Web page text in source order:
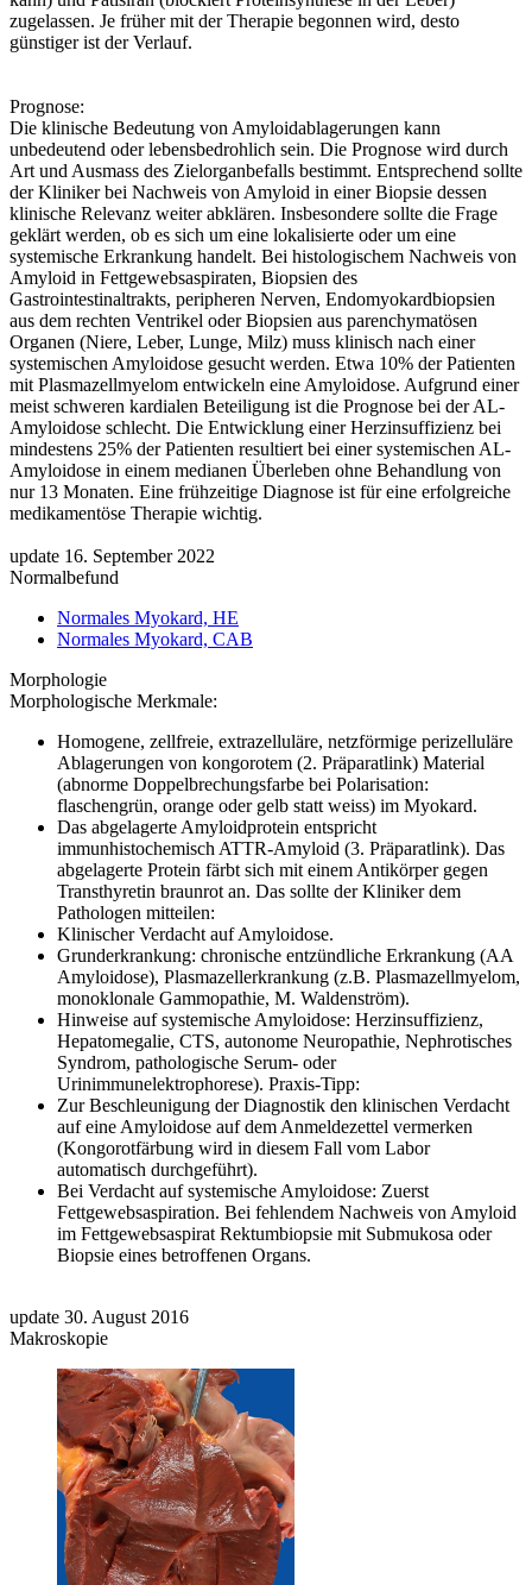
zugelassen. Je früher mit der Therapie begonnen wird, desto
günstiger ist der Verlauf.
Prognose:
Die klinische Bedeutung von Amyloidablagerungen kann
unbedeutend oder lebensbedrohlich sein. Die Prognose wird durch
Art und Ausmass des Zielorganbefalls bestimmt. Entsprechend sollte
der Kliniker bei Nachweis von Amyloid in einer Biopsie dessen
klinische Relevanz weiter abklären. Insbesondere sollte die Frage
geklärt werden, ob es sich um eine lokalisierte oder um eine
systemische Erkrankung handelt. Bei histologischem Nachweis von
Amyloid in Fettgewebsaspiraten, Biopsien des
Gastrointestinaltrakts, peripheren Nerven, Endomyokardbiopsien
aus dem rechten Ventrikel oder Biopsien aus parenchymatösen
Organen (Niere, Leber, Lunge, Milz) muss klinisch nach einer
systemischen Amyloidose gesucht werden. Etwa 10% der Patienten
mit Plasmazellmyelom entwickeln eine Amyloidose. Aufgrund einer
meist schweren kardialen Beteiligung ist die Prognose bei der AL-
Amyloidose schlecht. Die Entwicklung einer Herzinsuffizienz bei
mindestens 25% der Patienten resultiert bei einer systemischen AL-
Amyloidose in einem medianen Überleben ohne Behandlung von
nur 13 Monaten. Eine frühzeitige Diagnose ist für eine erfolgreiche
medikamentöse Therapie wichtig.
update 16. September 2022
Normalbefund
Normales Myokard, HE
Normales Myokard, CAB
Morphologie
Morphologische Merkmale:
Homogene, zellfreie, extrazelluläre, netzförmige perizelluläre
Ablagerungen von kongorotem (2. Präparatlink) Material
(abnorme Doppelbrechungsfarbe bei Polarisation:
flaschengrün, orange oder gelb statt weiss) im Myokard.
Das abgelagerte Amyloidprotein entspricht
immunhistochemisch ATTR-Amyloid (3. Präparatlink). Das
abgelagerte Protein färbt sich mit einem Antikörper gegen
Transthyretin braunrot an. Das sollte der Kliniker dem
Pathologen mitteilen:
Klinischer Verdacht auf Amyloidose.
Grunderkrankung: chronische entzündliche Erkrankung (AA
Amyloidose), Plasmazellerkrankung (z.B. Plasmazellmyelom,
monoklonale Gammopathie, M. Waldenström).
Hinweise auf systemische Amyloidose: Herzinsuffizienz,
Hepatomegalie, CTS, autonome Neuropathie, Nephrotisches
Syndrom, pathologische Serum- oder
Urinimmunelektrophorese). Praxis-Tipp:
Zur Beschleunigung der Diagnostik den klinischen Verdacht
auf eine Amyloidose auf dem Anmeldezettel vermerken
(Kongorotfärbung wird in diesem Fall vom Labor
automatisch durchgeführt).
Bei Verdacht auf systemische Amyloidose: Zuerst
Fettgewebsaspiration. Bei fehlendem Nachweis von Amyloid
im Fettgewebsaspirat Rektumbiopsie mit Submukosa oder
Biopsie eines betroffenen Organs.
update 30. August 2016
Makroskopie